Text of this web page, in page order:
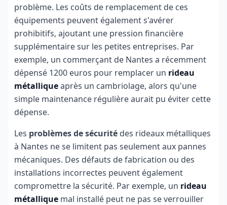
problème. Les coûts de remplacement de ces
équipements peuvent également s'avérer
prohibitifs, ajoutant une pression financière
supplémentaire sur les petites entreprises. Par
exemple, un commerçant de Nantes a récemment
dépensé 1200 euros pour remplacer un rideau
métalliqueaprès un cambriolage, alors qu'une
simple maintenance régulière aurait pu éviter cette
dépense.
Les problèmes de sécurité des rideaux métalliques
à Nantes ne se limitent pas seulement aux pannes
mécaniques. Des défauts de fabrication ou des
installations incorrectes peuvent également
compromettre la sécurité. Par exemple, un rideau
métallique mal installé peut ne pas se verrouiller